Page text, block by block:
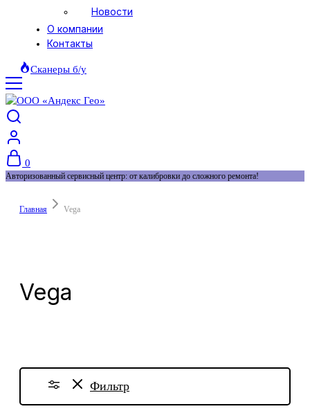
Новости
О компании
Контакты
Сканеры б/у
0
Авторизованный сервисный центр: от калибровки до сложного ремонта!
Главная Vega
Vega
Фильтр